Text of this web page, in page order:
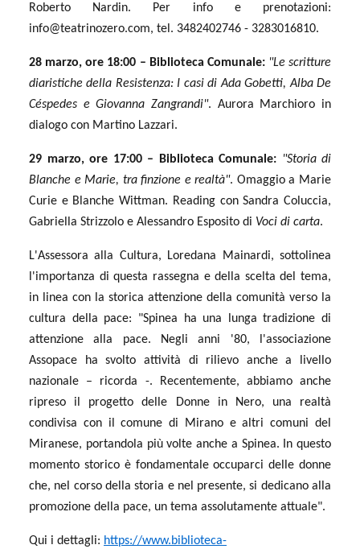
Roberto Nardin. Per info e prenotazioni:
info@teatrinozero.com, tel. 3482402746 - 3283016810.
28 marzo, ore 18:00 – Biblioteca Comunale: "Le scritture
diaristiche della Resistenza: I casi di Ada Gobetti, Alba De
Céspedes e Giovanna Zangrandi". Aurora Marchioro in
dialogo con Martino Lazzari.
29 marzo, ore 17:00 – Biblioteca Comunale: "Storia di
Blanche e Marie, tra finzione e realtà". Omaggio a Marie
Curie e Blanche Wittman. Reading con Sandra Coluccia,
Gabriella Strizzolo e Alessandro Esposito di Voci di carta.
L'Assessora alla Cultura, Loredana Mainardi, sottolinea
l'importanza di questa rassegna e della scelta del tema,
in linea con la storica attenzione della comunità verso la
cultura della pace: "Spinea ha una lunga tradizione di
attenzione alla pace. Negli anni '80, l'associazione
Assopace ha svolto attività di rilievo anche a livello
nazionale – ricorda -. Recentemente, abbiamo anche
ripreso il progetto delle Donne in Nero, una realtà
condivisa con il comune di Mirano e altri comuni del
Miranese, portandola più volte anche a Spinea. In questo
momento storico è fondamentale occuparci delle donne
che, nel corso della storia e nel presente, si dedicano alla
promozione della pace, un tema assolutamente attuale".
Qui i dettagli: https://www.biblioteca-